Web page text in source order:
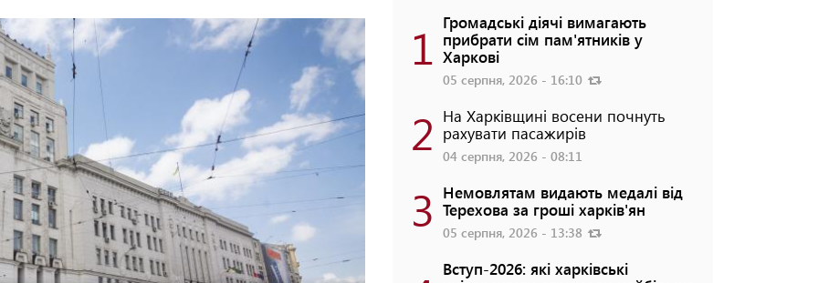
1 Громадські діячі вимагають
прибрати сім пам'ятників у
Харкові
05 серпня, 2026 - 16:10
2 На Харківщині восени почнуть
рахувати пасажирів
04 серпня, 2026 - 08:11
3 Немовлятам видають медалі від
Терехова за гроші харків'ян
05 серпня, 2026 - 13:38
Вступ-2026: які харківські